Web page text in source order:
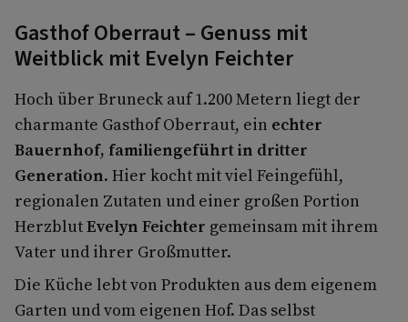
Gasthof Oberraut – Genuss mit
Weitblick mit Evelyn Feichter
Hoch über Bruneck auf 1.200 Metern liegt der
charmante Gasthof Oberraut, ein echter
Bauernhof, familiengeführt in dritter
Generation. Hier kocht mit viel Feingefühl,
regionalen Zutaten und einer großen Portion
HerzblutEvelyn Feichter gemeinsam mit ihrem
Vater und ihrer Großmutter.
Die Küche lebt von Produkten aus dem eigenem
Garten und vom eigenen Hof. Das selbst